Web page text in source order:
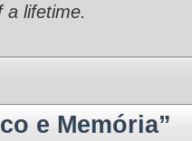
a lifetime.
e Memória”